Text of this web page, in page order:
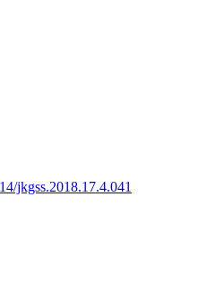
jkgss.2018.17.4.041